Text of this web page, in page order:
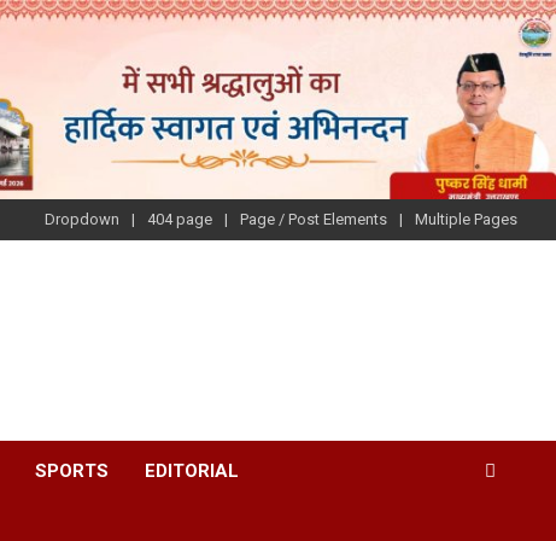
Dropdown 404 page Page / Post Elements Multiple Pages
SPORTS EDITORIAL